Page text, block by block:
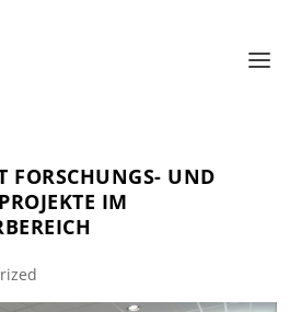
FORSCHUNGS- UND
IM